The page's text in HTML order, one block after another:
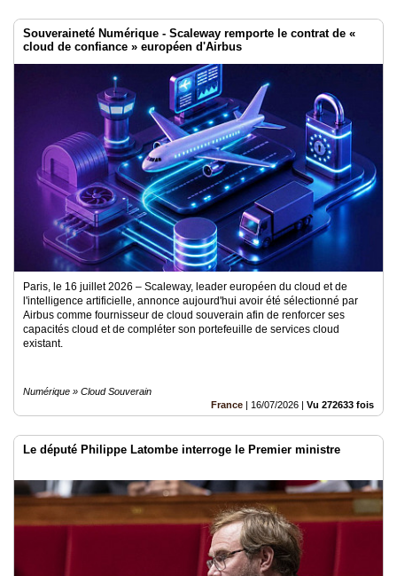
Souveraineté Numérique - Scaleway remporte le contrat de «
cloud de confiance » européen d'Airbus
Paris, le 16 juillet 2026 – Scaleway, leader européen du cloud et de
l'intelligence artificielle, annonce aujourd'hui avoir été sélectionné par
Airbus comme fournisseur de cloud souverain afin de renforcer ses
capacités cloud et de compléter son portefeuille de services cloud
existant.
Numérique » Cloud Souverain
France | 16/07/2026 | Vu 272633 fois
Le député Philippe Latombe interroge le Premier ministre